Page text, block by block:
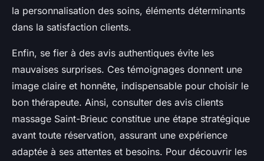
la personnalisation des soins, éléments déterminants
dans la satisfaction clients.
Enfin, se fier à des avis authentiques évite les
mauvaises surprises. Ces témoignages donnent une
image claire et honnête, indispensable pour choisir le
bon thérapeute. Ainsi, consulter des avis clients
massage Saint-Brieuc constitue une étape stratégique
avant toute réservation, assurant une expérience
adaptée à ses attentes et besoins. Pour découvrir les